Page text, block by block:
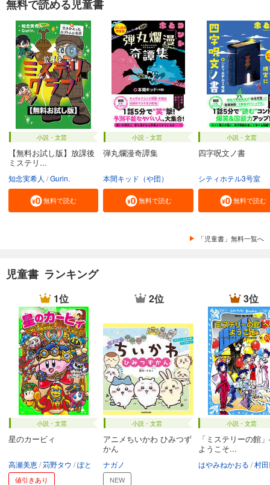
無料で読める児童書
小説・文芸
【無料お試し版】放課後
ミステリ...
知念実希人 Gurin.
無料で読む
小説・文芸
弾丸爛漫奇譚集
本間キッド（や団）
無料で読む
小説・文芸
四字呪文ノ書
シティホテル3号室
無料で読む
「児童書」無料一覧へ
児童書 ランキング
1位
小説・文芸
星のカービィ
高瀬美恵 苅野タウ ぽと
値引きあり
2位
小説・文芸
アニメちいかわ ひみつず
かん
ナガノ
NEW
3位
小説・文芸
「ミステリーの館
ようこそ...
はやみねかおる 村